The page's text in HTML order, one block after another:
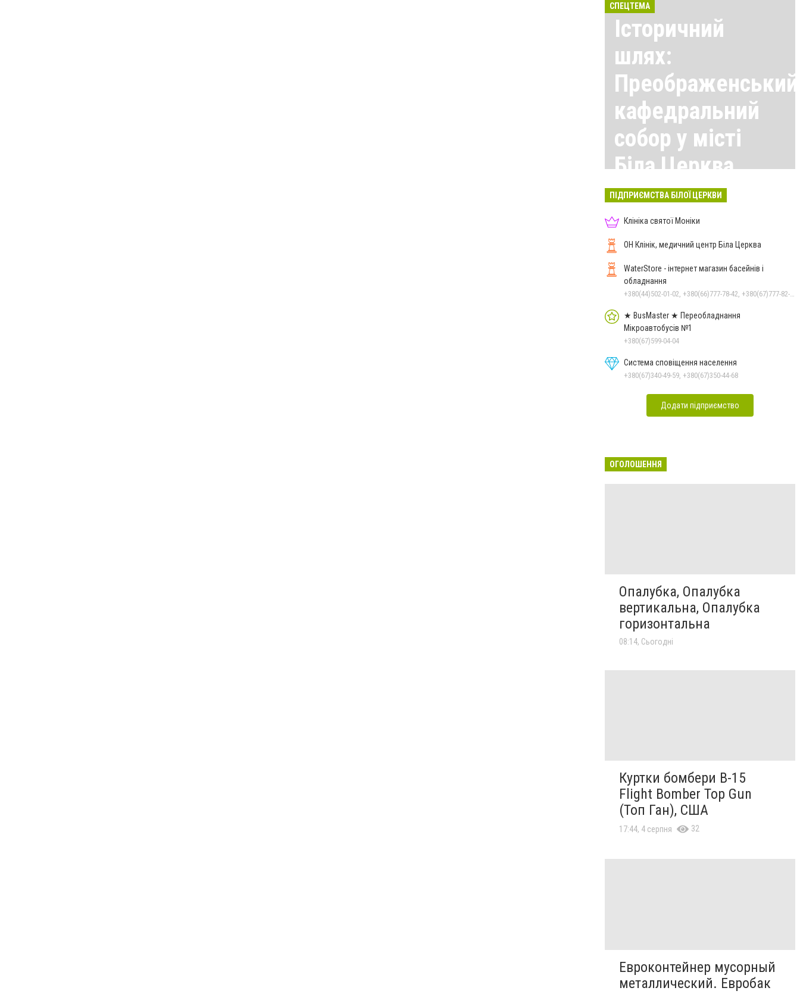
СПЕЦТЕМА
Історичний
шлях:
Преображенський
кафедральний
собор у місті
Біла Церква
Всі матеріали тут
ПІДПРИЄМСТВА БІЛОЇ ЦЕРКВИ
Клініка святої Моніки
ОН Клінік, медичний центр Біла Церква
WaterStore - інтернет магазин басейнів і
обладнання
★ BusMaster ★ Переобладнання
Мікроавтобусів №1
+380(67)599-04-04
Система сповіщення населення
+380(67)340-49-59, +380(67)350-44-68
Додати підприємство
ОГОЛОШЕННЯ
Опалубка, Опалубка
вертикальна, Опалубка
горизонтальна
08:14, Сьогодні
Куртки бомбери B-15
Flight Bomber Top Gun
(Топ Ган), США
17:44, 4 серпня 32
Евроконтейнер мусорный
металлический. Евробак